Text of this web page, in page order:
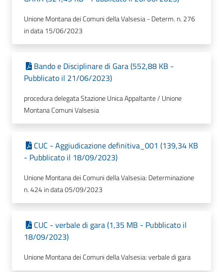
Unione Montana dei Comuni della Valsesia - Determ. n. 276
in data 15/06/2023
Bando e Disciplinare di Gara (552,88 KB -
Pubblicato il 21/06/2023)
procedura delegata Stazione Unica Appaltante / Unione
Montana Comuni Valsesia
CUC - Aggiudicazione definitiva_001 (139,34 KB
- Pubblicato il 18/09/2023)
Unione Montana dei Comuni della Valsesia: Determinazione
n. 424 in data 05/09/2023
CUC - verbale di gara (1,35 MB - Pubblicato il
18/09/2023)
Unione Montana dei Comuni della Valsesia: verbale di gara